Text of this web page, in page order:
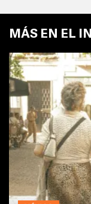
MÁS EN EL